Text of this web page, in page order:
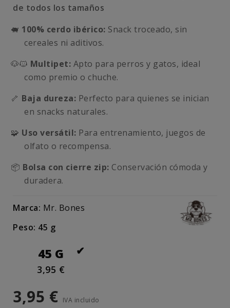
de todos los tamaños
🐖 100% cerdo ibérico: Snack troceado, sin
cereales ni aditivos.
🐶🐱 Multipet: Apto para perros y gatos, ideal
como premio o chuche.
🦴 Baja dureza: Perfecto para quienes se inician
en snacks naturales.
🧩 Uso versátil: Para entrenamiento, juegos de
olfato o recompensa.
📦 Bolsa con cierre zip: Conservación cómoda y
duradera.
Marca: Mr. Bones
Peso: 45 g
45 G
3,95 €
3,95 € IVA incluido